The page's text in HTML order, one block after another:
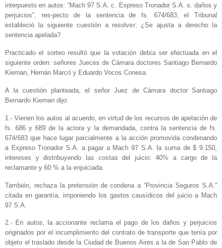
interpuesto en autos: “Mach 97 S.A. c. Expreso Tronador S.A. s. daños y
perjuicios”, res-pecto de la sentencia de fs. 674/683, el Tribunal
estableció la siguiente cuestión a resolver: ¿Se ajusta a derecho la
sentencia apelada?
Practicado el sorteo resultó que la votación debía ser efectuada en el
siguiente orden: señores Jueces de Cámara doctores Santiago Bernardo
Kiernan, Hernán Marcó y Eduardo Vocos Conesa.
A la cuestión planteada, el señor Juez de Cámara doctor Santiago
Bernardo Kiernan dijo:
1.- Vienen los autos al acuerdo, en virtud de los recursos de apelación de
fs. 686 y 689 de la actora y la demandada, contra la sentencia de fs.
674/683 que hace lugar parcialmente a la acción promovida condenando
a Expreso Tronador S.A. a pagar a Mach 97 S.A. la suma de $ 9.150,
intereses y distribuyendo las costas del juicio: 40% a cargo de la
reclamante y 60 % a la enjuiciada.
También, rechaza la pretensión de condena a “Provincia Seguros S.A.”
citada en garantía, imponiendo los gastos causídicos del juicio a Mach
97 S.A.
2.- En autos, la accionante reclama el pago de los daños y perjuicios
originados por el incumplimiento del contrato de transporte que tenía por
objeto el traslado desde la Ciudad de Buenos Aires a la de San Pablo de